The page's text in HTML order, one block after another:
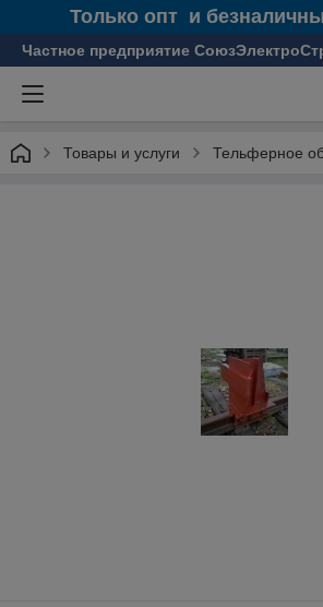
Только опт и
Частное предприятие
Товары и услуги Тельферное